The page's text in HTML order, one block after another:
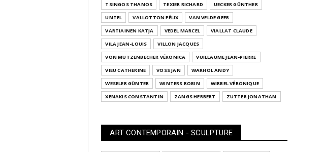
TSINGOS THANOS
TEXIER RICHARD
UECKER GÜNTHER
UNTEL
VALLOTTON FÉLIX
VAN VELDE GEER
VARTIAINEN KATJA
VEDEL MARCEL
VIALLAT CLAUDE
VILA JEAN-LOUIS
VILLON JACQUES
VON MUTZENBECHER VÉRONICA
VUILLAUME JEAN-PIERRE
VIEU CATHERINE
VOSS JAN
WARHOL ANDY
WESELER GÜNTER
WINTERS ROBIN
WIRBEL VÉRONIQUE
XENAKIS CONSTANTIN
ZANGS HERBERT ZUTTER JONATHAN
ART CONTEMPORAIN - SCULPTURE